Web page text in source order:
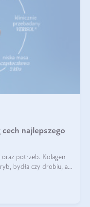
najlepszego
oraz potrzeb. Kolagen
bydła czy drobiu, a